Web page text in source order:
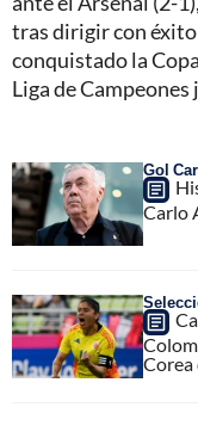
tras dirigir con éxito
conquistado la
Liga de Campeones
Gol
Carlo
Corea